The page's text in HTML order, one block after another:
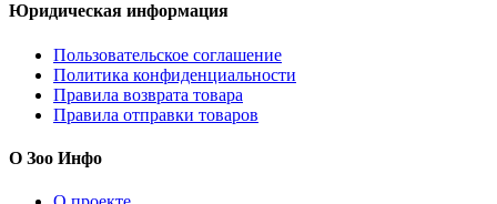
Юридическая информация
Пользовательское соглашение
Политика конфиденциальности
Правила возврата товара
Правила отправки товаров
О Зоо Инфо